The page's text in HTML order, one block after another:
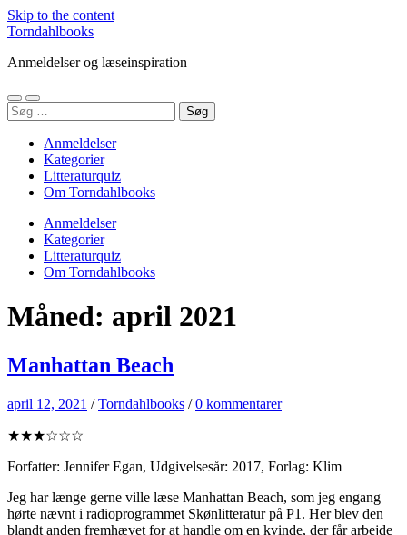
Skip to the content
Torndahlbooks
Anmeldelser og læseinspiration
Toggle
mobile
Toggle
search
Søg
efter:
Anmeldelser
Kategorier
Litteraturquiz
Om Torndahlbooks
Anmeldelser
Kategorier
Litteraturquiz
Om Torndahlbooks
Måned: april 2021
Manhattan Beach
april 12, 2021 /Torndahlbooks /0 kommentarer
★★★☆☆☆
Forfatter: Jennifer Egan, Udgivelsesår: 2017, Forlag: Klim
Jeg har længe gerne ville læse Manhattan Beach, som jeg engang
hørte nævnt i radioprogrammet Skønlitteratur på P1. Her blev den
blandt anden fremhævet for at handle om en kvinde, der får arbejde